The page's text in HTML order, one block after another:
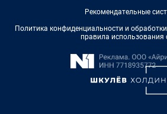
Рекомендательные
Политика конфиденциальности и
правила использования